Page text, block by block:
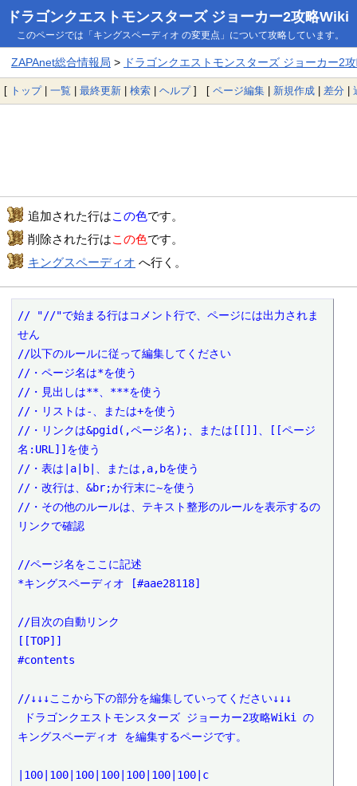
ドラゴンクエストモンスターズ ジョーカー2攻略Wiki
このページでは「キングスペーディオ の変更点」について攻略しています。
ZAPAnet総合情報局 > ドラゴンクエストモンスターズ ジョーカー2
[ トップ| 一覧 | 最終更新 | 検索 | ヘルプ] [ ページ編集 | 新規作成 | 差分 |
追加された行はこの色です。
削除された行はこの色です。
キングスペーディオ へ行く。
// "//"で始まる行はコメント行で、ページには出力されま
せん
//以下のルールに従って編集してください
//・ページ名は*を使う
//・見出しは**、***を使う
//・リストは-、または+を使う
//・リンクは&pgid(,ページ名);、または[[]]、[[ページ
名:URL]]を使う
//・表は|a|b|、または,a,bを使う
//・改行は、&br;か行末に~を使う
//・その他のルールは、テキスト整形のルールを表示するの
リンクで確認
//ページ名をここに記述
*キングスペーディオ [#aae28118]
//目次の自動リンク
[[TOP]]
#contents
//↓↓↓ここから下の部分を編集していってください↓↓↓
キングスペーディオ を編集するページです。
|100|100|100|100|100|100|100|c